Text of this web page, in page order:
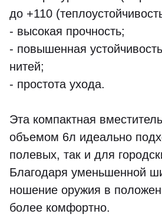
до +110
- высокая прочность;
- повышенная
нитей;
- простота ухода.
Эта компактная
объемом 6л идеально
полевых, так и для
Благодаря уменьшенной
ношение оружия в
более комфортно.